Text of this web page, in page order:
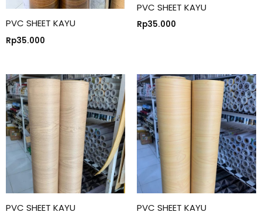
PVC SHEET KAYU
Rp35.000
PVC SHEET KAYU
Rp35.000
PVC SHEET KAYU PVC SHEET KAYU